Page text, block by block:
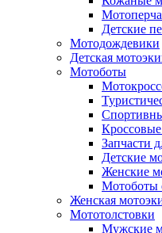
Детские
Мотодождевики
Детская
Мотоботы
Запчасти
Детские
Женские
Мотоботы
Женская
Мототолстовки
Мужские